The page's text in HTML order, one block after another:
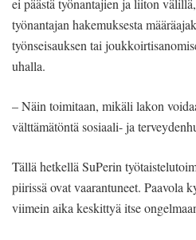
työnantajan hakemuksesta
työnseisauksen tai
uhalla.
– Näin toimitaan, mikäli lakon
välttämätöntä sosiaali- ja
Tällä hetkellä SuPerin
piirissä ovat vaarantuneet. Paavola
viimein aika keskittyä itse